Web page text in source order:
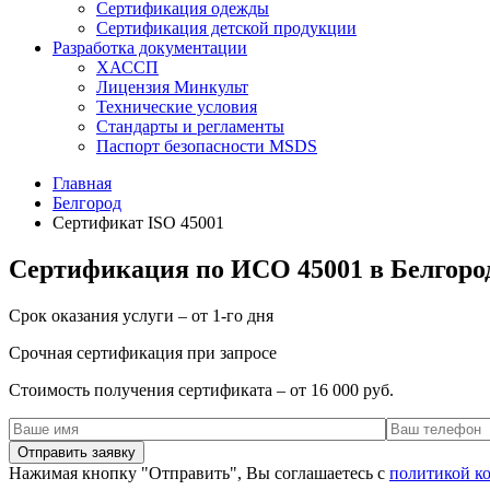
Сертификация одежды
Сертификация детской продукции
Разработка документации
ХАССП
Лицензия Минкульт
Технические условия
Стандарты и регламенты
Паспорт безопасности MSDS
Главная
Белгород
Сертификат ISO 45001
Сертификация по ИСО 45001 в
Срок оказания услуги – от 1-го дня
Срочная сертификация при запросе
Стоимость получения сертификата – от 16 000 руб.
Нажимая кнопку "Отправить", Вы соглашаетесь с политикой